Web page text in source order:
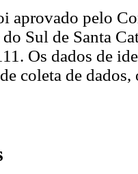
aprovado pelo
Sul de Santa
Os dados de
coleta de